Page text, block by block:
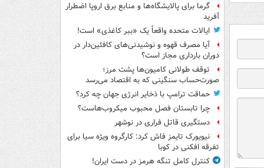
گرما برای پالایشگاه‌ها و منابع برق اروپا اضطرار
آفرید
ایالات متحده واقعاً یک «ببر کاغذی» است!
آیا مصرف قهوه و نوشیدنی‌های کافئین‌دار در
دوران بارداری مجاز است؟
توقف طولانی کامیون‌ها پشت مرز؛
صورت‌حساب سنگینی که به اقتصاد می‌رسد
حماقت ترامپ با ذخایر انرژی جهان چه کرد؟
چرا تابستان فصل محبوب میکروب‌هاست؟
دستگیری قاتل فراری در نوشهر
نیویورک تایمز فاش کرد: کارگروه ویژه سیا برای
تفرقه افکنی در کوبا
کنترل کامل تنگه هرمز در دست ایران!